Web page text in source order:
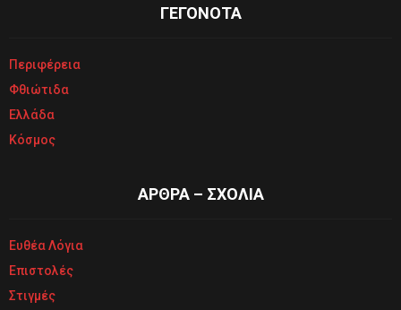
ΓΕΓΟΝΟΤΑ
Περιφέρεια
Φθιώτιδα
Ελλάδα
Κόσμος
ΑΡΘΡΑ – ΣΧΟΛΙΑ
Ευθέα Λόγια
Επιστολές
Στιγμές